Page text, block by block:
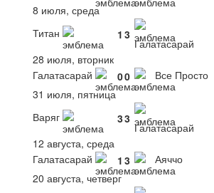
8 июля, среда
Титан
1 3
Галатасарай
28 июля, вторник
Галатасарай
00 Все Просто
31 июля, пятница
Варяг
33
Галатасарай
12 августа, среда
Галатасарай
1 3 Аяччо
20 августа, четверг